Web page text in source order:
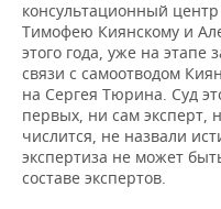
консультационный
Тимофею Киянскому и
этого года, уже на
связи с самоотводом
на Сергея Тюрина. Суд
первых, ни сам эксперт,
числится, не назвали
экспертиза не может
составе экспертов.